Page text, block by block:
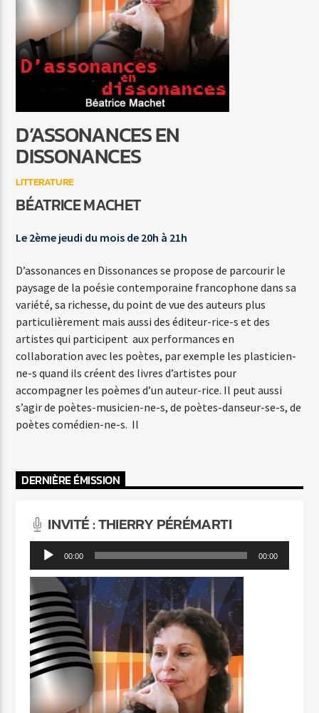
LE PONT MIRABEAU
MARC LAVOINE
Agora Côte d’Azur
Agora Menton/Monaco
D’ASSONANCES EN
DISSONANCES
LITTERATURE
BÉATRICE MACHET
Le 2ème jeudi du mois de 20h à 21h
D’assonances en Dissonances se propose de parcourir le
paysage de la poésie contemporaine francophone dans sa
variété, sa richesse, du point de vue des auteurs plus
particulièrement mais aussi des éditeur-rice-s et des
artistes qui participent aux performances en
collaboration avec les poètes, par exemple les plasticien-
ne-s quand ils créent des livres d’artistes pour
accompagner les poèmes d’un auteur-rice. Il peut aussi
s’agir de poètes-musicien-ne-s, de poètes-danseur-se-s, de
poètes comédien-ne-s. Il
DERNIÈRE ÉMISSION
INVITÉ : THIERRY PÉRÉMARTI
Lecteur 00:00 00:00